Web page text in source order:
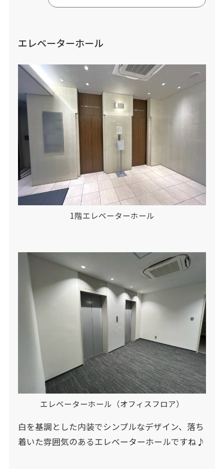
エレベーターホール
1階エレベーターホール
エレベーターホール（オフィスフロア）
白を基調とした内装でシンプルなデザイン、落ち
着いた雰囲気のあるエレベーターホールですね♪